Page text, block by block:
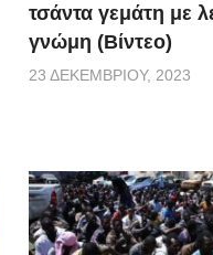
τσάντα γεμάτη με
γνώμη (Βίντεο)
23 ΔΕΚΕΜΒΡΊΟΥ, 2023